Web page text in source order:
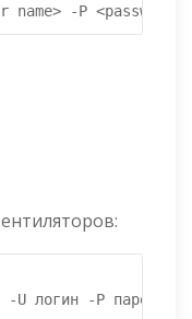
-P <password>
логин -P пароль